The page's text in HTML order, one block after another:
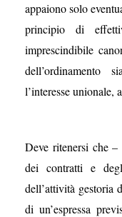
appaiono solo
principio di
imprescindibile
dell’ordinamento
l’interesse unionale,
Deve ritenersi che
dei contratti e
dell’attività gestoria
di un’espressa